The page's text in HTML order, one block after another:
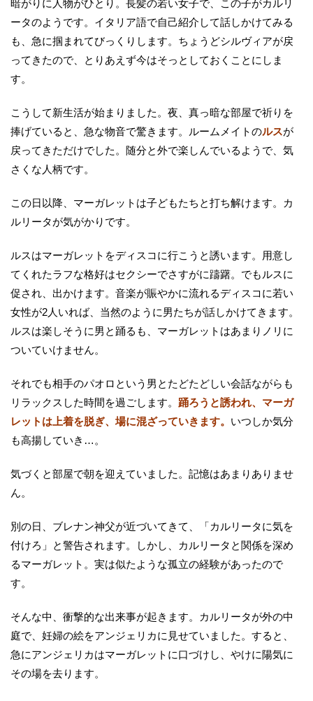
暗がりに人物がひとり。長髪の若い女子で、この子がカルリ
ータのようです。イタリア語で自己紹介して話しかけてみる
も、急に掴まれてびっくりします。ちょうどシルヴィアが戻
ってきたので、とりあえず今はそっとしておくことにしま
す。
こうして新生活が始まりました。夜、真っ暗な部屋で祈りを
捧げていると、急な物音で驚きます。ルームメイトのルスが
戻ってきただけでした。随分と外で楽しんでいるようで、気
さくな人柄です。
この日以降、マーガレットは子どもたちと打ち解けます。カ
ルリータが気がかりです。
ルスはマーガレットをディスコに行こうと誘います。用意し
てくれたラフな格好はセクシーでさすがに躊躇。でもルスに
促され、出かけます。音楽が賑やかに流れるディスコに若い
女性が2人いれば、当然のように男たちが話しかけてきます。
ルスは楽しそうに男と踊るも、マーガレットはあまりノリに
ついていけません。
それでも相手のパオロという男とたどたどしい会話ながらも
リラックスした時間を過ごします。 踊ろうと誘われ、マーガ
レットは上着を脱ぎ、場に混ざっていきます。 いつしか気分
も高揚していき…。
気づくと部屋で朝を迎えていました。記憶はあまりありませ
ん。
別の日、ブレナン神父が近づいてきて、「カルリータに気を
付けろ」と警告されます。しかし、カルリータと関係を深め
るマーガレット。実は似たような孤立の経験があったので
す。
そんな中、衝撃的な出来事が起きます。カルリータが外の中
庭で、妊婦の絵をアンジェリカに見せていました。すると、
急にアンジェリカはマーガレットに口づけし、やけに陽気に
その場を去ります。